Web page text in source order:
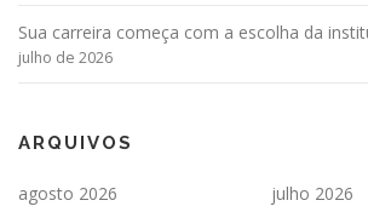
Sua carreira começa com a escolha da
julho de 2026
ARQUIVOS
agosto 2026
julho 2026